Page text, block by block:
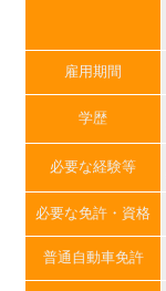
雇用期間
学歴
必要な経験等
必要な免許・資格
普通自動車免許